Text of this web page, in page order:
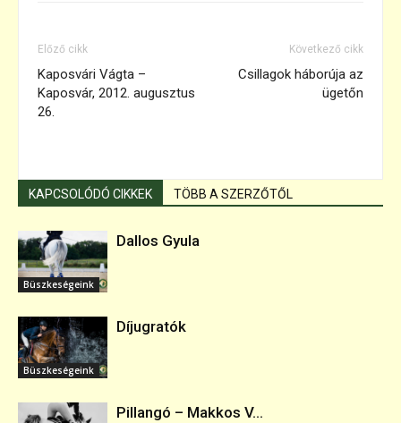
Előző cikk
Kaposvári Vágta –
Kaposvár, 2012. augusztus
26.
Következő cikk
Csillagok háborúja az
ügetőn
KAPCSOLÓDÓ CIKKEK TÖBB A SZERZŐTŐL
Büszkeségeink
Dallos Gyula
Büszkeségeink
Díjugratók
Pillangó – Makkos V...